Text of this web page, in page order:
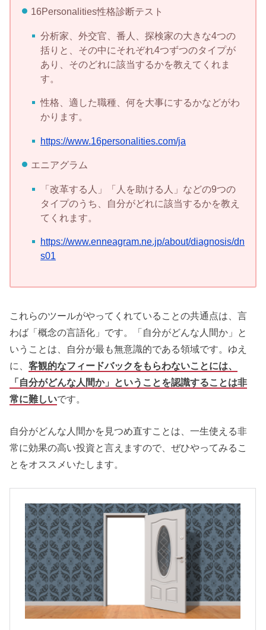
16Personalities性格診断テスト
分析家、外交官、番人、探検家の大きな4つの
括りと、その中にそれぞれ4つずつのタイプが
あり、そのどれに該当するかを教えてくれま
す。
性格、適した職種、何を大事にするかなどがわ
かります。
https://www.16personalities.com/ja
エニアグラム
「改革する人」「人を助ける人」などの9つの
タイプのうち、自分がどれに該当するかを教え
てくれます。
https://www.enneagram.ne.jp/about/diagnosis/dn
s01
これらのツールがやってくれていることの共通点は、言
わば「概念の言語化」です。「自分がどんな人間か」と
いうことは、自分が最も無意識的である領域です。ゆえ
に、客観的なフィードバックをもらわないことには、
「自分がどんな人間か」ということを認識することは非
常に難しいです。
自分がどんな人間かを見つめ直すことは、一生使える非
常に効果の高い投資と言えますので、ぜひやってみるこ
とをオススメいたします。